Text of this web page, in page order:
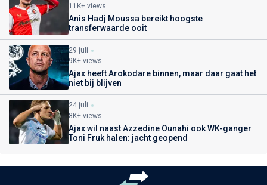
11K+ views
Anis Hadj Moussa bereikt hoogste
transferwaarde ooit
29 juli
9K+ views
Ajax heeft Arokodare binnen, maar daar gaat het
niet bij blijven
24 juli
8K+ views
Ajax wil naast Azzedine Ounahi ook WK-ganger
Toni Fruk halen: jacht geopend